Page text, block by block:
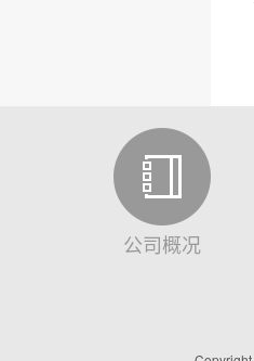
公司概况